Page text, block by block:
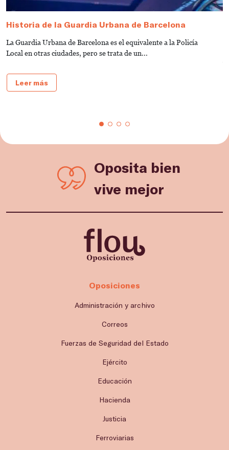
Historia de la Guardia Urbana de Barcelona
La Guardia Urbana de Barcelona es el equivalente a la Policía
Local en otras ciudades, pero se trata de un...
Leer más
Oposita bien
vive mejor
Oposiciones
Administración y archivo
Correos
Fuerzas de Seguridad del Estado
Ejército
Educación
Hacienda
Justicia
Ferroviarias